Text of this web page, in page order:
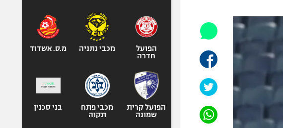
אופניים
ספורט מוטורי
כדורמים
בייסבול MLB
ספורט אתגרי
אומנויות לחימה
הפועל
חדרה
מכבי נתניה מ.ס. אשדוד
הפועל קרית
שמונה
מכבי פתח
תקוה
בני סכנין